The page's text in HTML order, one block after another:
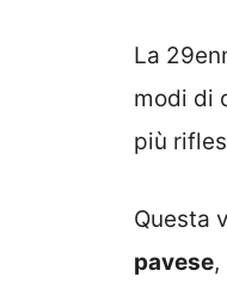
La
modi di
più
Questa
pavese